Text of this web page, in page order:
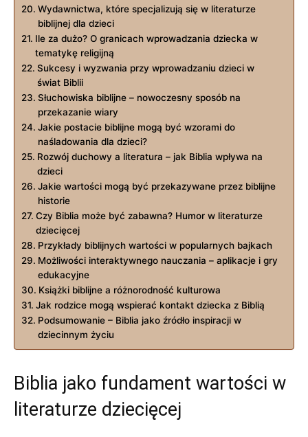
Wydawnictwa, które specjalizują się w literaturze
biblijnej dla dzieci
Ile za dużo? O granicach wprowadzania dziecka w
tematykę religijną
Sukcesy i wyzwania przy wprowadzaniu dzieci w
świat Biblii
Słuchowiska biblijne – nowoczesny sposób na
przekazanie wiary
Jakie postacie biblijne mogą być wzorami do
naśladowania dla dzieci?
Rozwój duchowy a literatura – jak Biblia wpływa na
dzieci
Jakie wartości mogą być przekazywane przez biblijne
historie
Czy Biblia może być zabawna? Humor w literaturze
dziecięcej
Przykłady biblijnych wartości w popularnych bajkach
Możliwości interaktywnego nauczania – aplikacje i gry
edukacyjne
Książki biblijne a różnorodność kulturowa
Jak rodzice mogą wspierać kontakt dziecka z Biblią
Podsumowanie – Biblia jako źródło inspiracji w
dziecinnym życiu
Biblia jako fundament wartości w
literaturze dziecięcej